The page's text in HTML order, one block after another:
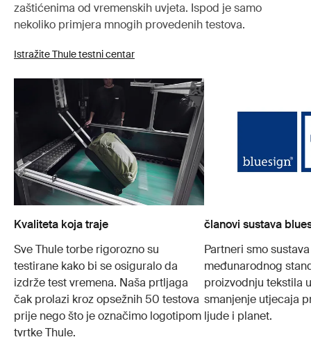
zaštićenima od vremenskih uvjeta. Ispod je samo
nekoliko primjera mnogih provedenih testova.
Istražite Thule testni centar
Kvaliteta koja traje
Sve Thule torbe rigorozno su
testirane kako bi se osiguralo da
izdrže test vremena. Naša prtljaga
čak prolazi kroz opsežnih 50 testova
prije nego što je označimo logotipom
tvrtke Thule.
članovi sustava
Partneri smo
međunarodnog
proizvodnju tekstila
smanjenje utjecaja
ljude i planet.